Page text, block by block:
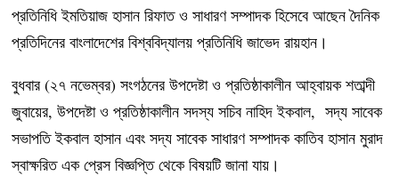
প্রতিনিধি ইমতিয়াজ হাসান রিফাত ও সাধারণ সম্পাদক হিসেবে আছেন দৈনিক
প্রতিদিনের বাংলাদেশের বিশ্ববিদ্যালয় প্রতিনিধি জাভেদ রায়হান।
বুধবার (২৭ নভেম্বর) সংগঠনের উপদেষ্টা ও প্রতিষ্ঠাকালীন আহ্বায়ক শতাব্দী
জুবায়ের, উপদেষ্টা ও প্রতিষ্ঠাকালীন সদস্য সচিব নাহিদ ইকবাল, সদ্য সাবেক
সভাপতি ইকবাল হাসান এবং সদ্য সাবেক সাধারণ সম্পাদক কাতিব হাসান মুরাদ
স্বাক্ষরিত এক প্রেস বিজ্ঞপ্তি থেকে বিষয়টি জানা যায়।